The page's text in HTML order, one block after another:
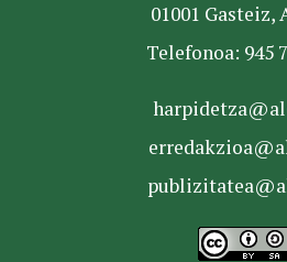
01001 Gasteiz,
Telefonoa: 945